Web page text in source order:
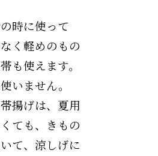
時に使って
く軽めのもの
も使えます。
いません。
揚げは、夏用
ても、きもの
て、 涼しげに